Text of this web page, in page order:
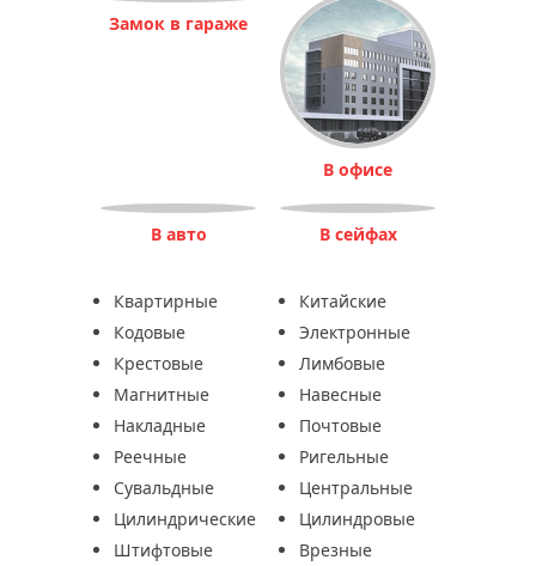
Замок в гараже
В офисе
В авто В сейфах
Квартирные
Китайские
Кодовые
Электронные
Крестовые
Лимбовые
Магнитные
Навесные
Накладные
Почтовые
Реечные
Ригельные
Сувальдные
Центральные
Цилиндрические
Цилиндровые
Штифтовые
Врезные